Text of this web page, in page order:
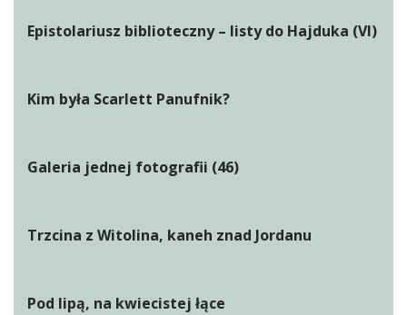
Epistolariusz biblioteczny – listy do Hajduka (VI)
Kim była Scarlett Panufnik?
Galeria jednej fotografii (46)
Trzcina z Witolina, kaneh znad Jordanu
Pod lipą, na kwiecistej łące